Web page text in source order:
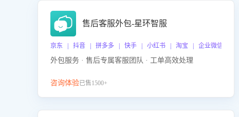
售后客服外包-星环智服
京东 | 抖音 | 拼多多 | 快手 | 小红书 | 淘宝 | 企业微信
外包服务 · 售后专属客服团队 · 工单高效处理
咨询体验已售1500+